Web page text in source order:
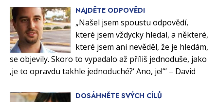
NAJDĚTE ODPOVĚDI
„Našel jsem spoustu odpovědí,
které jsem vždycky hledal, a některé,
které jsem ani nevěděl, že je hledám,
se objevily. Skoro to vypadalo až příliš jednoduše, jako
‚je to opravdu takhle jednoduché?‘ Ano, je!‘“ – David
DOSÁHNĚTE SVÝCH CÍLŮ